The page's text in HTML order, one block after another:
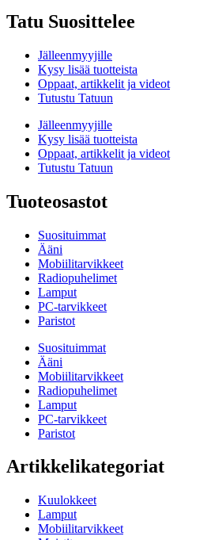
Tatu Suosittelee
Jälleenmyyjille
Kysy lisää tuotteista
Oppaat, artikkelit ja videot
Tutustu Tatuun
Jälleenmyyjille
Kysy lisää tuotteista
Oppaat, artikkelit ja videot
Tutustu Tatuun
Tuoteosastot
Suosituimmat
Ääni
Mobiilitarvikkeet
Radiopuhelimet
Lamput
PC-tarvikkeet
Paristot
Suosituimmat
Ääni
Mobiilitarvikkeet
Radiopuhelimet
Lamput
PC-tarvikkeet
Paristot
Artikkelikategoriat
Kuulokkeet
Lamput
Mobiilitarvikkeet